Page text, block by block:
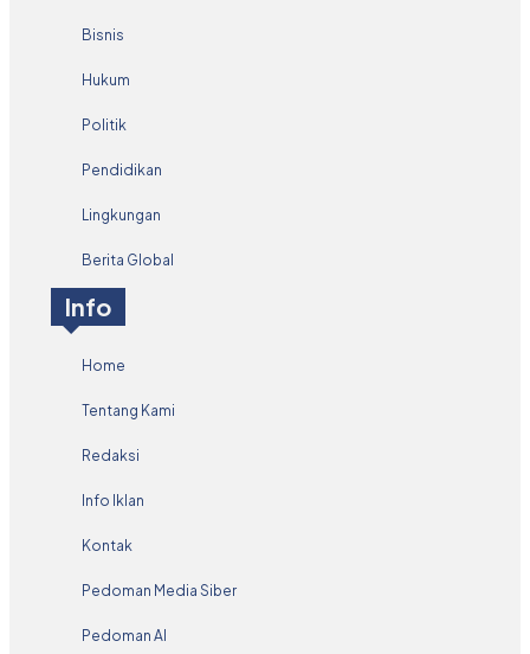
Bisnis
Hukum
Politik
Pendidikan
Lingkungan
Berita Global
Info
Home
Tentang Kami
Redaksi
Info Iklan
Kontak
Pedoman Media Siber
Pedoman AI